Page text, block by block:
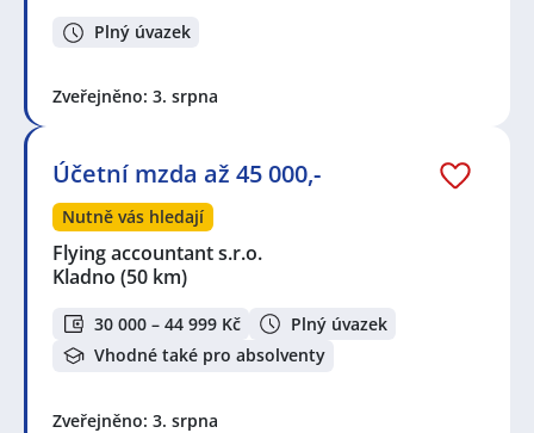
Plný úvazek
Zveřejněno: 3. srpna
Účetní mzda až 45 000,-
Nutně vás hledají
Flying accountant s.r.o.
Kladno (50 km)
30 000 – 44 999 Kč
Plný úvazek
Vhodné také pro absolventy
Zveřejněno: 3. srpna